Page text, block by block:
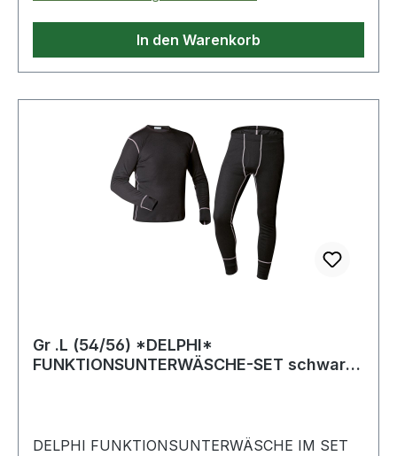
Thermofunktionsunterwäscheset
In den Warenkorb
Gr .L (54/56) *DELPHI*
FUNKTIONSUNTERWÄSCHE-SET schwarz
DELPHI FUNKTIONSUNTERWÄSCHE IM SET